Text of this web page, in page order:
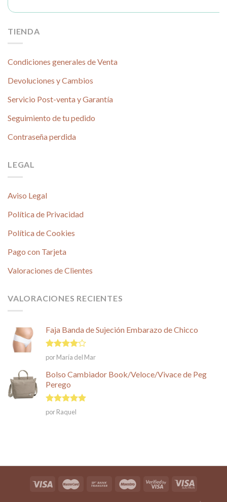
TIENDA
Condiciones generales de Venta
Devoluciones y Cambios
Servicio Post-venta y Garantía
Seguimiento de tu pedido
Contraseña perdida
LEGAL
Aviso Legal
Política de Privacidad
Política de Cookies
Pago con Tarjeta
Valoraciones de Clientes
VALORACIONES RECIENTES
Faja Banda de Sujeción Embarazo de Chicco
Valorado
en
5
por María del Mar
Bolso Cambiador Book/Veloce/Vivace de Peg
Perego
Valorado en
5
de 5
por Raquel